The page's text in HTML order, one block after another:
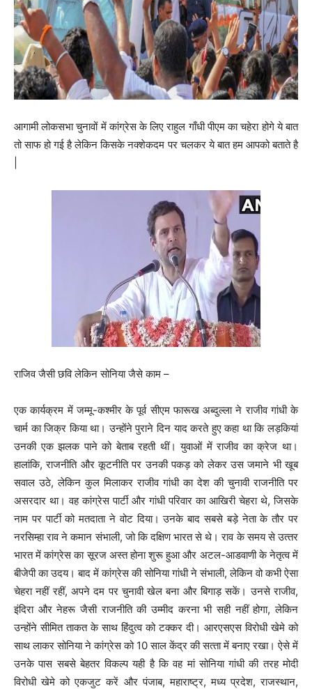
आगामी लोकसभा चुनावों में कांग्रेस के लिए राहुल गाँधी पीएम का चहेरा होगे ये बात
तो साफ हो गई है लेकिन किसके नक्शेकदम पर चलकर ये बात हम आपको बताते है
राजिव जैसी छवि लेकिन सोनिया जैसे काम –
एक कार्यक्रम में जम्‍मू-कश्‍मीर के पूर्व सीएम फारूख अब्‍दुल्‍ला ने राजीव गांधी के
चार्म का जिक्र किया था। उन्‍होंने पुराने दिन याद करते हुए कहा था कि लड़कियां
उनकी एक झलक पाने को बेताब रहती थीं। युवाओं में राजीव का क्रेज था।
हालांकि, राजनीति और कूटनीति पर उनकी पकड़ को लेकर उस जमाने भी खूब
सवाल उठे, लेकिन कुल मिलाकर राजीव गांधी का देश की चुनावी राजनीति पर
असरदार था। वह कांग्रेस पार्टी और गांधी परिवार का आखिरी चेहरा थे, जिसके
नाम पर पार्टी को मतदाता ने वोट दिया। उनके बाद सबसे बड़े नेता के तौर पर
नरसिम्‍हा राव ने कमान संभाली, जो कि दक्षिण भारत से थे। राव के समय से उत्‍तर
भारत में कांग्रेस का सूरज अस्‍त होना शुरू हुआ और अटल-आडवाणी के नेतृत्‍व में
बीजेपी का उदय। बाद में कांग्रेस की सोनिया गांधी ने संभाली, लेकिन वो कभी ऐसा
चेहरा नहीं रहीं, अपने दम पर चुनावी खेल बना और बिगाड़ सकें। उनसे राजीव,
इंदिरा और नेहरू जैसी राजनीति की उम्‍मीद करना भी सही नहीं होगा, लेकिन
उन्‍होंने सीमित ताकत के साथ हिंदुत्‍व को टक्‍कर दी। आरएसएस विरोधी खेमे को
साथ लाकर सोनिया ने कांग्रेस को 10 साल केंद्र की सत्‍ता में बनाए रखा। ऐसे में
उनके पास सबसे बेहतर विकल्‍प यही है कि वह मां सोनिया गांधी की तरह मोदी
विरोधी खेमे को एकजुट करें और पंजाब, महाराष्‍ट्र, मध्‍य प्रदेश, राजस्‍थान,